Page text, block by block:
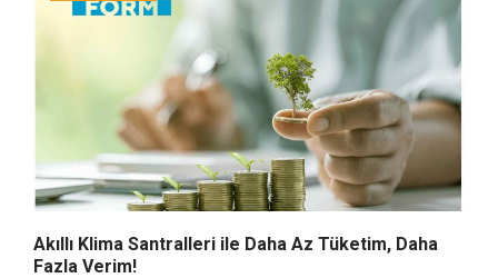
Akıllı Klima Santralleri ile Daha Az Tüketim, Daha
Fazla Verim!